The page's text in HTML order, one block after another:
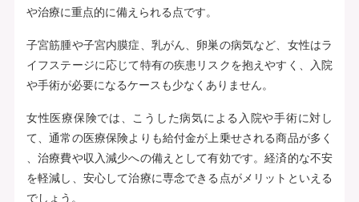
や治療に重点的に備えられる点です。
子宮筋腫や子宮内膜症、乳がん、卵巣の病気など、女性はラ
イフステージに応じて特有の疾患リスクを抱えやすく、入院
や手術が必要になるケースも少なくありません。
女性医療保険では、こうした病気による入院や手術に対し
て、通常の医療保険よりも給付金が上乗せされる商品が多く
、治療費や収入減少への備えとして有効です。経済的な不安
を軽減し、安心して治療に専念できる点がメリットといえる
でしょう。